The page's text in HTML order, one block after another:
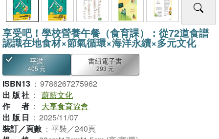
享受吧！學校營養午餐（食育課）：從72道食譜
認識在地食材×節氣循環×海洋永續×多元文化
平裝
405 元
書紐電子書
293 元
ISBN13 ： 9786267275962
出版社 ： 蔚藍文化
作者 ：
大享食育協會
出版日 ： 2025/11/07
裝訂／頁數 ： 平裝／240頁